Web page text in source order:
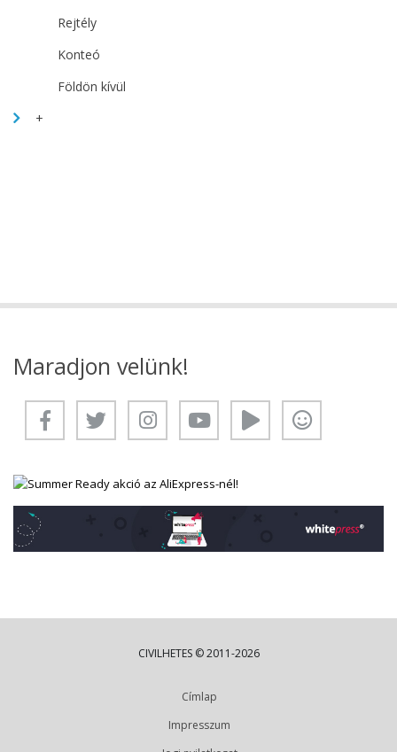
Rejtély
Konteó
Földön kívül
+
Maradjon velünk!
CIVILHETES © 2011-2026
Címlap
Impresszum